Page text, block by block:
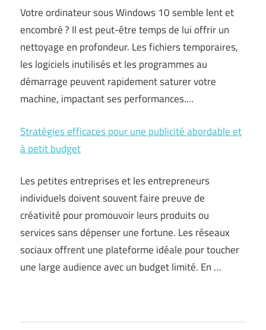
Votre ordinateur sous Windows 10 semble lent et
encombré ? Il est peut-être temps de lui offrir un
nettoyage en profondeur. Les fichiers temporaires,
les logiciels inutilisés et les programmes au
démarrage peuvent rapidement saturer votre
machine, impactant ses performances.…
Stratégies efficaces pour une publicité abordable et
à petit budget
Les petites entreprises et les entrepreneurs
individuels doivent souvent faire preuve de
créativité pour promouvoir leurs produits ou
services sans dépenser une fortune. Les réseaux
sociaux offrent une plateforme idéale pour toucher
une large audience avec un budget limité. En …